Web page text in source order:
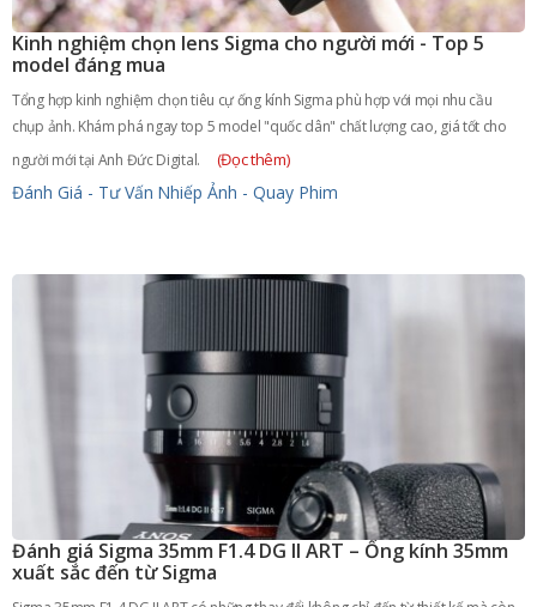
Kinh nghiệm chọn lens Sigma cho người mới - Top 5
model đáng mua
Tổng hợp kinh nghiệm chọn tiêu cự ống kính Sigma phù hợp với mọi nhu cầu
chụp ảnh. Khám phá ngay top 5 model "quốc dân" chất lượng cao, giá tốt cho
người mới tại Anh Đức Digital.
(Đọc thêm)
Đánh Giá - Tư Vấn Nhiếp Ảnh - Quay Phim
Đánh giá Sigma 35mm F1.4 DG II ART – Ống kính 35mm
xuất sắc đến từ Sigma